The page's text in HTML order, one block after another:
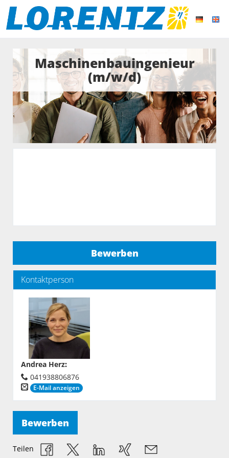
Maschinenbauingenieur
(m/w/d)
Bewerben
Kontaktperson
Andrea Herz:
041938806876
E-Mail anzeigen
Bewerben
Teilen